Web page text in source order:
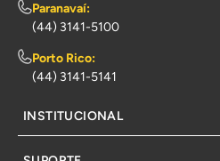
Paranavaí:
(44) 3141-5100
Porto Rico:
(44) 3141-5141
INSTITUCIONAL